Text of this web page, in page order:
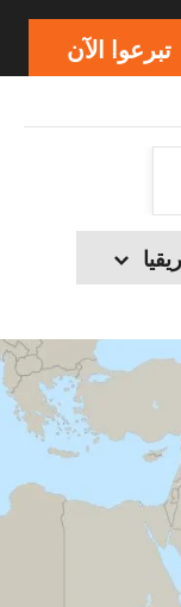
تبرعوا الآن